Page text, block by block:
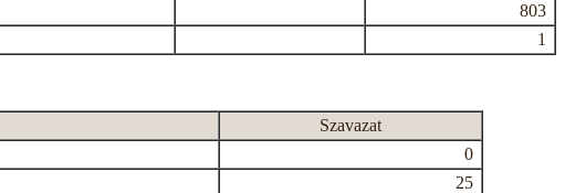
803
1
Szavazat
0
25